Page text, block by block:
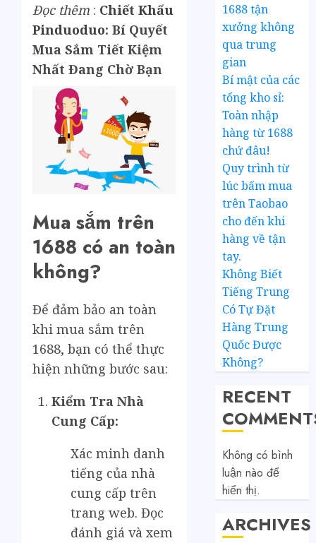
Đọc thêm : Chiết Khấu
Pinduoduo: Bí Quyết
Mua Sắm Tiết Kiệm
Nhất Đang Chờ Bạn
Mua sắm trên
1688 có an toàn
không?
Để đảm bảo an toàn
khi mua sắm trên
1688, bạn có thể thực
hiện những bước sau:
Kiểm Tra Nhà
Cung Cấp:
Xác minh danh
tiếng của nhà
cung cấp trên
trang web. Đọc
đánh giá và xem
1688 tận
xưởng không
qua trung
gian
Bí mật của các
tổng kho sỉ:
Toàn nhập
hàng từ 1688
chứ đâu!
Quy trình từ
lúc bấm mua
trên Taobao
cho đến khi
hàng về tận
tay.
Không Biết
Tiếng Trung
Có Tự Đặt
Hàng Trung
Quốc Được
Không?
RECENT
Không có bình
luận nào để
hiển thị.
ARCHIVES